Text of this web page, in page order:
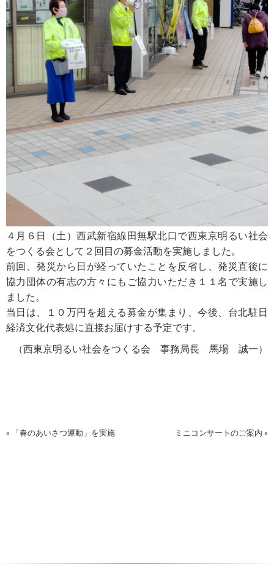
４月６日（土）西武新宿線田無駅北口で西東京明るい社会
をつくる会として２回目の募金活動を実施しました。
前回、発災から日が経っていたことを反省し、発災直後に
協力団体の有志の方々にもご協力いただき１１名で実施し
ました。
当日は、１０万円を超える募金が集まり、今後、台北駐日
経済文化代表処に直接お届けする予定です。
（西東京明るい社会をつくる会 事務局長 馬場 誠一）
« 「春のあいさつ運動」を実施 ミニコンサートのご案内 »